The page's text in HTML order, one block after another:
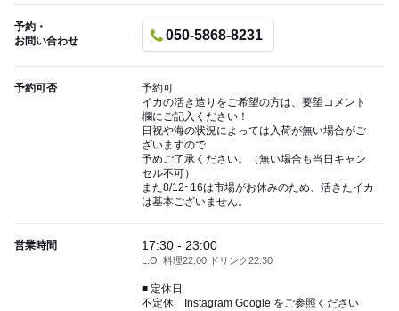
予約・
お問い合わせ
050-5868-8231
予約可否
予約可
イカの活き造りをご希望の方は、要望コメント
欄にご記入ください！
日祝や海の状況によっては入荷が無い場合がご
ざいますので
予めご了承ください。（無い場合も当日キャン
セル不可）
また8/12~16は市場がお休みのため、活きたイカ
は基本ございません。
営業時間 17:30 - 23:00
L.O. 料理22:00 ドリンク22:30
■ 定休日
不定休 Instagram Google をご参照ください